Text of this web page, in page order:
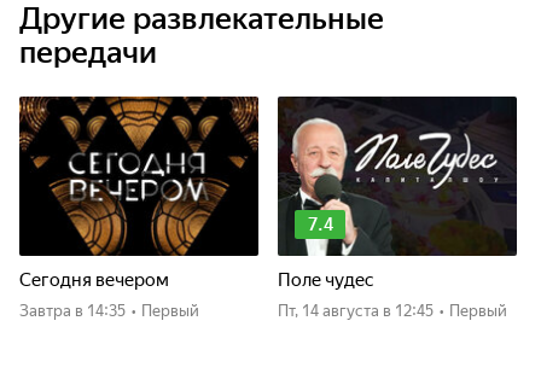
Другие развлекательные
передачи
Сегодня вечером
Завтра в 14:35 • Первый
7.4
Поле чудес
пт, 14 августа в 12:45 • Первый